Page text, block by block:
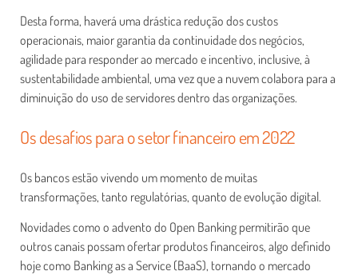
Desta forma, haverá uma drástica redução dos custos
operacionais, maior garantia da continuidade dos negócios,
agilidade para responder ao mercado e incentivo, inclusive, à
sustentabilidade ambiental, uma vez que a nuvem colabora para a
diminuição do uso de servidores dentro das organizações.
Os desafios para o setor financeiro em 2022
Os bancos estão vivendo um momento de muitas
transformações, tanto regulatórias, quanto de evolução digital.
Novidades como o advento do Open Banking permitirão que
outros canais possam ofertar produtos financeiros, algo definido
hoje como Banking as a Service (BaaS), tornando o mercado